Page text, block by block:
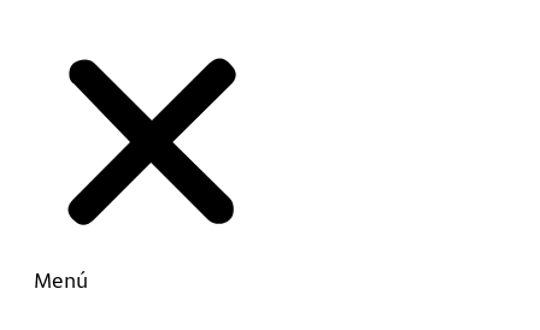
Menú